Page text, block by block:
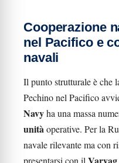
Cooperazione
nel Pacifico e
navali
Il punto strutturale è che
Pechino nel Pacifico
Navyha una massa
unitàoperative. Per la
navale rilevante ma con
presentarsi con il